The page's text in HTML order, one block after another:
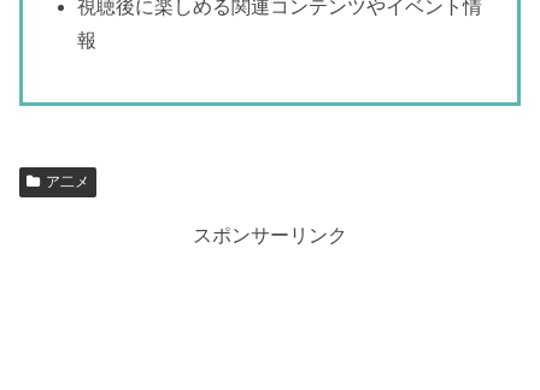
視聴後に楽しめる関連コンテンツやイベント情
報
ア二メ
スポンサーリンク